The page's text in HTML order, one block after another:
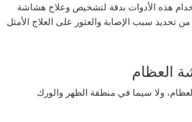
هذه الأدوات بدقة لتشخيص وعلاج هشاشة
تحديد سبب الإصابة والعثور على العلاج الأمثل
العظام
ولا سيما في منطقة الظهر والورك